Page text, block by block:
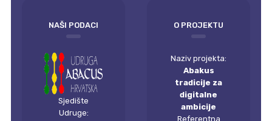
NAŠI PODACI
Sjedište
Udruge:
O PROJEKTU
Naziv projekta:
Abakus
tradicije za
digitalne
ambicije
Referentna